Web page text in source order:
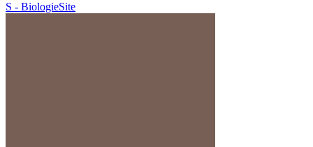
S - BiologieSite